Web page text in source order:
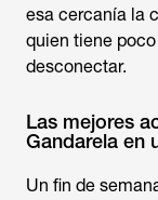
esa cercanía la
quien tiene
desconectar.
Las mejores
Gandarela en
Un fin de